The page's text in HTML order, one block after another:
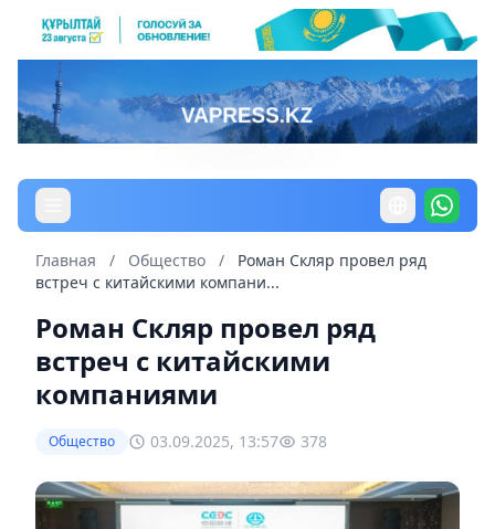
Главная / Общество /
Роман Скляр провел ряд
встреч с китайскими компани...
Роман Скляр провел ряд
встреч с китайскими
компаниями
Общество 03.09.2025, 13:57 378